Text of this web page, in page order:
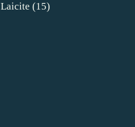
Laicite (15)